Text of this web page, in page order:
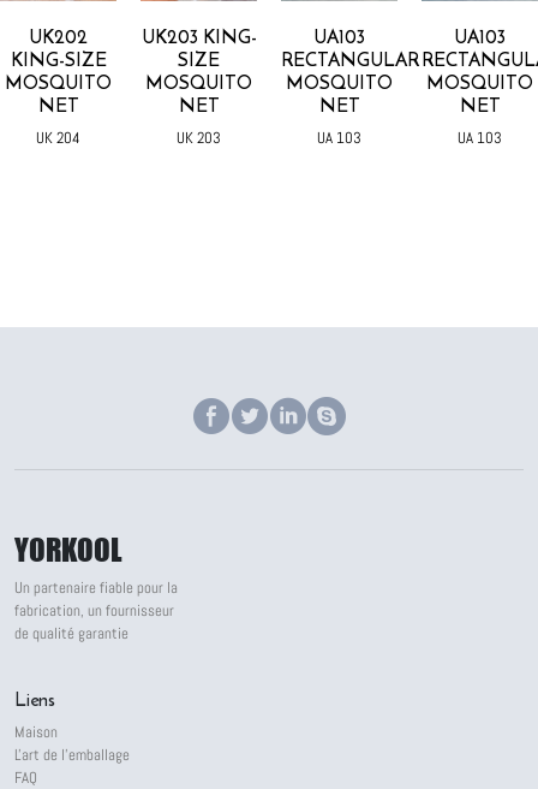
UK202
KING-SIZE
MOSQUITO
NET
UK 204
UK203 KING-
SIZE
MOSQUITO
NET
UK 203
UA103
RECTANGULAR
MOSQUITO
NET
UA 103
UA103
MOSQUITO
NET
UA 103
YORKOOL
Un partenaire fiable pour la
fabrication, un fournisseur
de qualité garantie
Liens
Maison
L'art de l'emballage
FAQ